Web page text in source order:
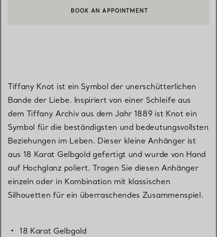
EINEN KUNDENBERATER KONTAKTIEREN ODER EINEN
BOOK AN APPOINTMENT
Tiffany Knot ist ein Symbol der unerschütterlichen
Bande der Liebe. Inspiriert von einer Schleife aus
dem Tiffany Archiv aus dem Jahr 1889 ist Knot ein
Symbol für die beständigsten und bedeutungsvollsten
Beziehungen im Leben. Dieser kleine Anhänger ist
aus 18 Karat Gelbgold gefertigt und wurde von Hand
auf Hochglanz poliert. Tragen Sie diesen Anhänger
einzeln oder in Kombination mit klassischen
Silhouetten für ein überraschendes Zusammenspiel.
18 Karat Gelbgold